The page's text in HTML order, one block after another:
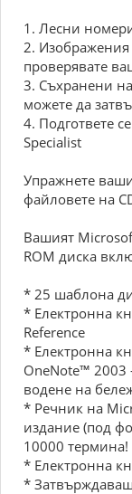
1. Лесни
2. Изображения
проверявате
3. Съхранени
можете да
4. Подгответе
Specialist
Упражнете
файловете на
Вашият
ROM диска
* 25 шаблона
* Електронна
Reference
* Електронна
OneNote™ 2003
водене на
* Речник на
издание (под
10000 термина!
* Електронна
*